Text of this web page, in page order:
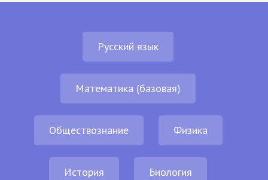
Русский язык
Математика (базовая)
Обществознание Физика
История Биология